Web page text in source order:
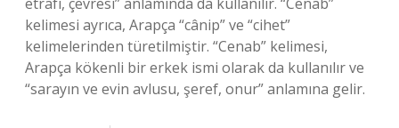
kelimesi ayrıca, Arapça “cânip” ve “cihet”
kelimelerinden türetilmiştir. “Cenab” kelimesi,
Arapça kökenli bir erkek ismi olarak da kullanılır ve
“sarayın ve evin avlusu, şeref, onur” anlamına gelir.